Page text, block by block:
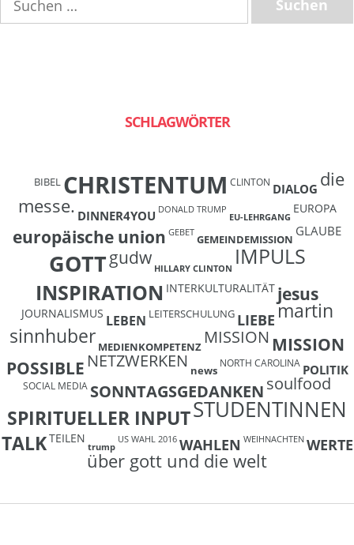
nach:
SCHLAGWÖRTER
BIBEL CHRISTENTUM CLINTON DIALOG die
messe. DINNER4YOU DONALD TRUMP
EU-LEHRGANG
EUROPA
europäische union GEBET GEMEINDEMISSION
GLAUBE
GOTTgudw HILLARY CLINTON IMPULS
INSPIRATION INTERKULTURALITÄT jesus
JOURNALISMUS LEBEN LEITERSCHULUNG LIEBEmartin
sinnhuber MEDIENKOMPETENZ MISSION MISSION
POSSIBLE NETZWERKEN news
NORTH CAROLINA POLITIK
SOCIAL MEDIA SONNTAGSGEDANKENsoulfood
SPIRITUELLER INPUTSTUDENTINNEN
TALKTEILEN
trump
US WAHL 2016 WAHLEN WEIHNACHTEN WERTE
über gott und die welt